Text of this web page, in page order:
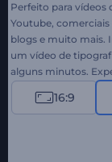
Perfeito para vídeos
Youtube,
blogs e muito mais.
um vídeo de
alguns minutos.
16:9